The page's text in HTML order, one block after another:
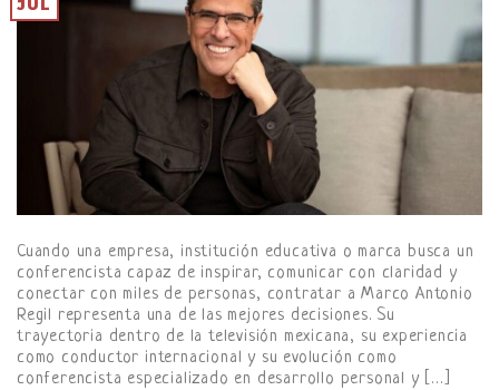
JUL
Cuando una empresa, institución educativa o marca busca un
conferencista capaz de inspirar, comunicar con claridad y
conectar con miles de personas, contratar a Marco Antonio
Regil representa una de las mejores decisiones. Su
trayectoria dentro de la televisión mexicana, su experiencia
como conductor internacional y su evolución como
conferencista especializado en desarrollo personal y […]